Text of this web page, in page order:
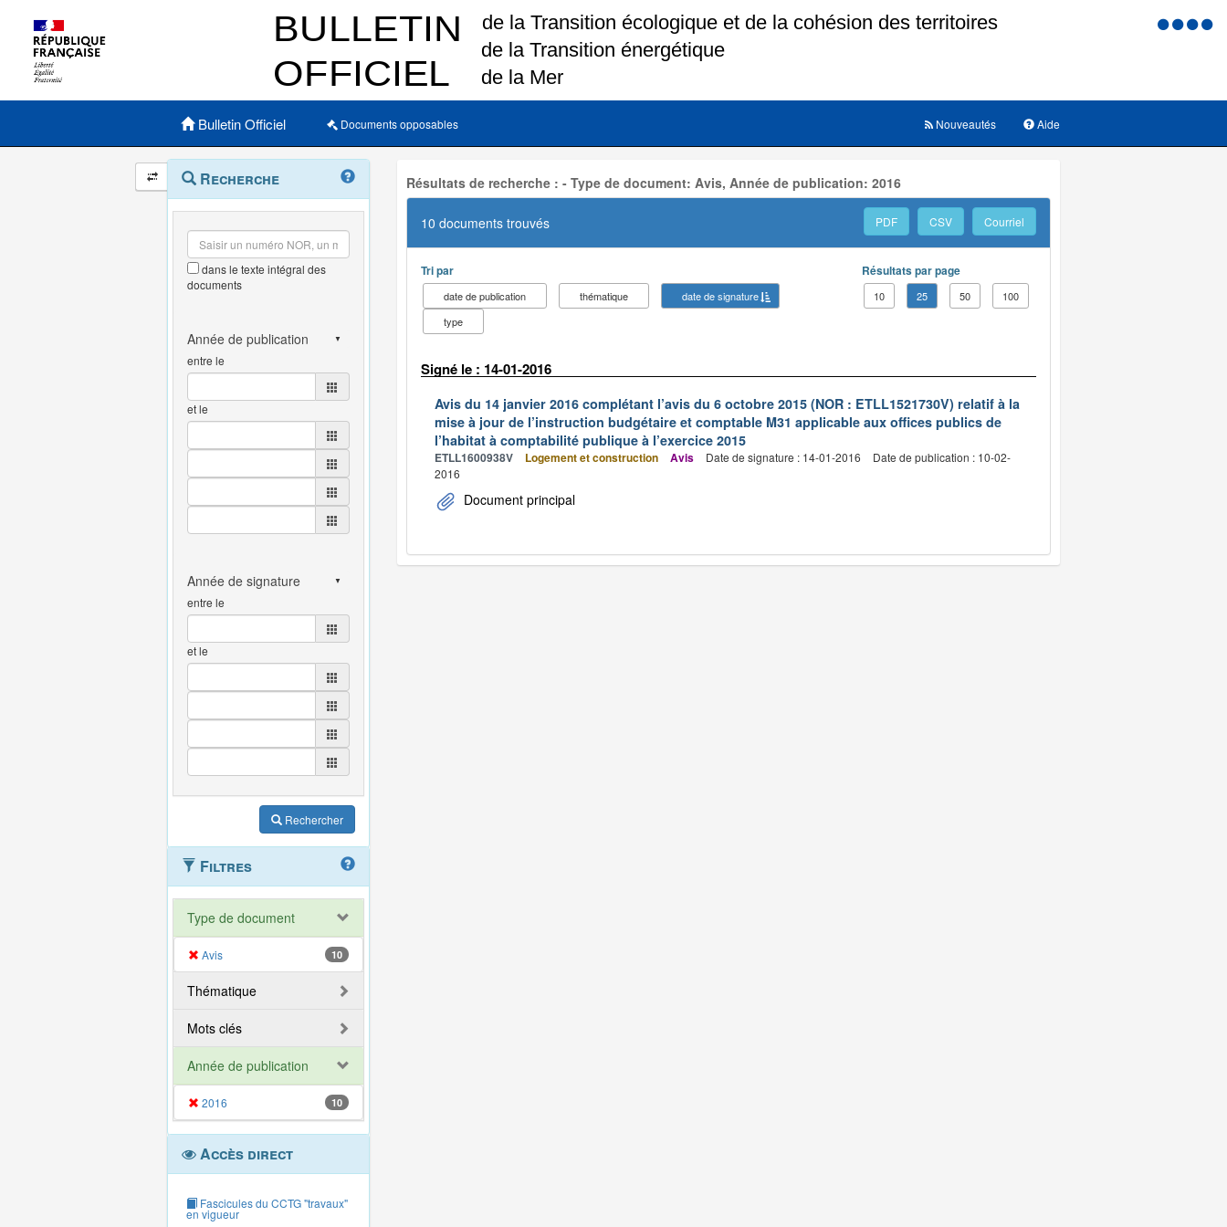
Menu
Menu principal
Bulletin Officiel Documents opposables Aide
Nouveautés
Navigation
et
outils
annexes
Menu
contextuel
Recherche
dans le texte intégral des
documents
entre le
et le
entre le
et le
Rechercher
Filtres
Type de document
Avis 10
Thématique
Mots clés
Année de publication
2016 10
Accès direct
Fascicules du CCTG "travaux"
en vigueur
Résultats de recherche : - Type de document: Avis, Année de publication: 2016
10 documents trouvés PDF CSV Courriel
Tri par
date de publication thématique
date de signature
type
Résultats par page
10 25 50 100
Signé le : 14-01-2016
Avis du 14 janvier 2016 complétant l’avis du 6 octobre 2015 (NOR : ETLL1521730V) relatif à la
mise à jour de l’instruction budgétaire et comptable M31 applicable aux offices publics de
l’habitat à comptabilité publique à l’exercice 2015
ETLL1600938V Logement et construction Avis Date de signature : 14-01-2016
Date de publication : 10-02-
2016
Document principal